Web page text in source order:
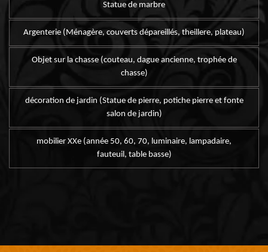
Statue de marbre
Argenterie (Ménagère, couverts dépareillés, theillere, plateau)
Objet sur la chasse (couteau, dague ancienne, trophée de
chasse)
décoration de jardin (Statue de pierre, potiche pierre et fonte
salon de jardin)
mobilier XXe (année 50, 60, 70, luminaire, lampadaire,
fauteuil, table basse)